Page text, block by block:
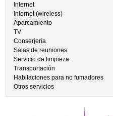
Internet
Internet (wireless)
Aparcamiento
TV
Conserjería
Salas de reuniones
Servicio de limpieza
Transportación
Habitaciones para no fumadores
Otros servicios